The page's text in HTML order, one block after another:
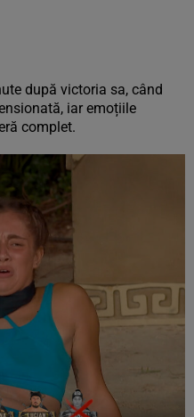
după victoria sa, când
iar emoțiile
complet.